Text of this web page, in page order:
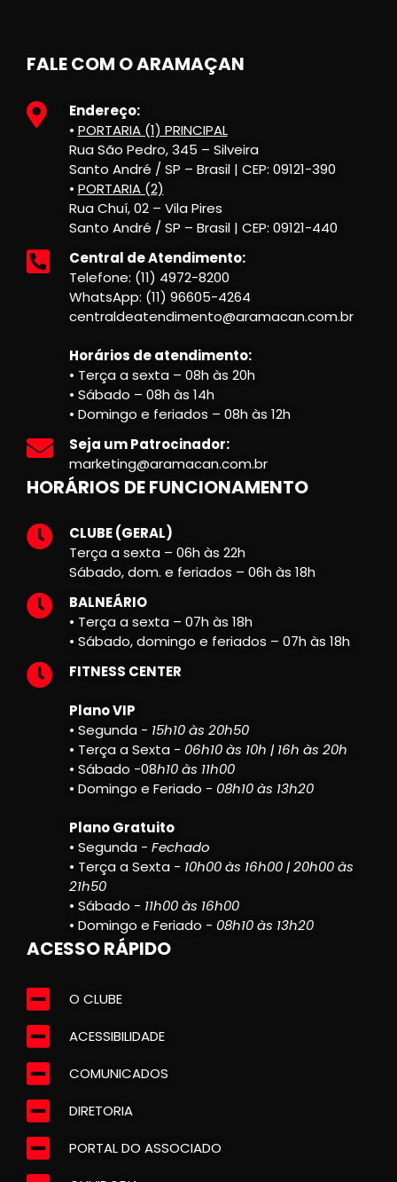
FALE COM O ARAMAÇAN
Endereço:
• PORTARIA (1) PRINCIPAL
Rua São Pedro, 345 – Silveira
Santo André / SP – Brasil | CEP: 09121-390
• PORTARIA (2)
Rua Chuí, 02 – Vila Pires
Santo André / SP – Brasil | CEP: 09121-440
Central de Atendimento:
Telefone: (11) 4972-8200
WhatsApp: (11) 96605-4264
centraldeatendimento@aramacan.com.br
Horários de atendimento:
• Terça a sexta – 08h às 20h
• Sábado – 08h às 14h
• Domingo e feriados – 08h às 12h
Seja um Patrocinador:
marketing@aramacan.com.br
HORÁRIOS DE FUNCIONAMENTO
CLUBE (GERAL)
Terça a sexta – 06h às 22h
Sábado, dom. e feriados – 06h às 18h
BALNEÁRIO
• Terça a sexta – 07h às 18h
• Sábado, domingo e feriados – 07h às 18h
FITNESS CENTER
Plano VIP
• Segunda - 15h10 às 20h50
• Terça a Sexta - 06h10 às 10h | 16h às 20h
• Sábado -08h10 às 11h00
• Domingo e Feriado - 08h10 às 13h20
Plano Gratuito
• Segunda - Fechado
• Terça a Sexta - 10h00 às 16h00 | 20h00 às
21h50
• Sábado - 11h00 às 16h00
• Domingo e Feriado - 08h10 às 13h20
ACESSO RÁPIDO
O CLUBE
ACESSIBILIDADE
COMUNICADOS
DIRETORIA
PORTAL DO ASSOCIADO